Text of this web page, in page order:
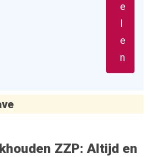
e
l
e
n
ZZP: Altijd en